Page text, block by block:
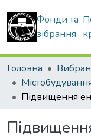
Фонди та
зібрання
Головна